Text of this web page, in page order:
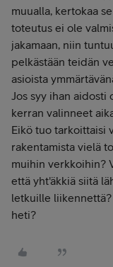
muualla, kertokaa
toteutus ei ole
jakamaan, niin
pelkästään teidän
asioista
Jos syy ihan aidosti
kerran valinneet
Eikö tuo tarkoittaisi
rakentamista vielä
muihin verkkoihin?
että yht'äkkiä siitä
letkuille
heti?